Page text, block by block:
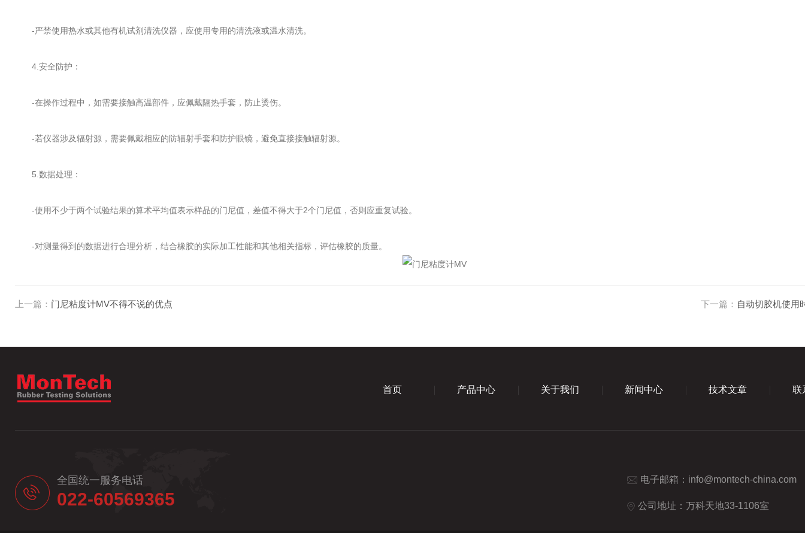
-严禁使用热水或其他有机试剂清洗仪器，应使用专用的清洗液或温水清洗。
4.安全防护：
-在操作过程中，如需要接触高温部件，应佩戴隔热手套，防止烫伤。
-若仪器涉及辐射源，需要佩戴相应的防辐射手套和防护眼镜，避免直接接触辐射源。
5.数据处理：
-使用不少于两个试验结果的算术平均值表示样品的门尼值，差值不得大于2个门尼值，否则应重复试验。
-对测量得到的数据进行合理分析，结合橡胶的实际加工性能和其他相关指标，评估橡胶的质量。
上一篇： 门尼粘度计MV不得不说的优点 下一篇： 自动切胶机使用
首页 产品中心 关于我们 新闻中心 技术文章 联
全国统一服务电话
022-60569365
电子邮箱： info@montech-china.com
公司地址：万科天地33-1106室